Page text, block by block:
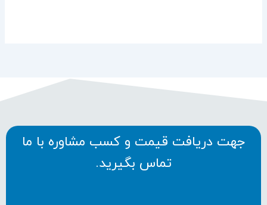
جهت دریافت قیمت و کسب مشاوره با ما
تماس بگیرید.